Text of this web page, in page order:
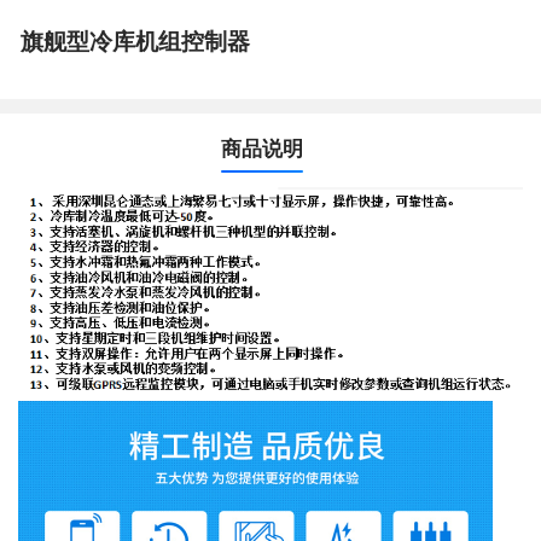
旗舰型冷库机组控制器
商品说明